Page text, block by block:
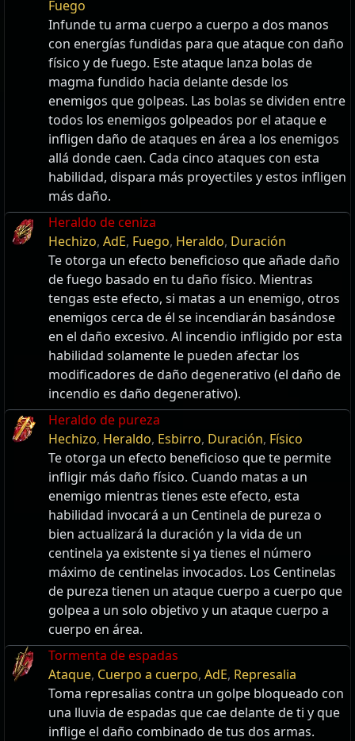
Fuego
Infunde tu arma cuerpo a cuerpo a dos manos
con energías fundidas para que ataque con daño
físico y de fuego. Este ataque lanza bolas de
magma fundido hacia delante desde los
enemigos que golpeas. Las bolas se dividen entre
todos los enemigos golpeados por el ataque e
infligen daño de ataques en área a los enemigos
allá donde caen. Cada cinco ataques con esta
habilidad, dispara más proyectiles y estos infligen
más daño.
Heraldo de ceniza
Hechizo, AdE, Fuego, Heraldo, Duración
Te otorga un efecto beneficioso que añade daño
de fuego basado en tu daño físico. Mientras
tengas este efecto, si matas a un enemigo, otros
enemigos cerca de él se incendiarán basándose
en el daño excesivo. Al incendio infligido por esta
habilidad solamente le pueden afectar los
modificadores de daño degenerativo (el daño de
incendio es daño degenerativo).
Heraldo de pureza
Hechizo, Heraldo, Esbirro, Duración, Físico
Te otorga un efecto beneficioso que te permite
infligir más daño físico. Cuando matas a un
enemigo mientras tienes este efecto, esta
habilidad invocará a un Centinela de pureza o
bien actualizará la duración y la vida de un
centinela ya existente si ya tienes el número
máximo de centinelas invocados. Los Centinelas
de pureza tienen un ataque cuerpo a cuerpo que
golpea a un solo objetivo y un ataque cuerpo a
cuerpo en área.
Tormenta de espadas
Ataque, Cuerpo a cuerpo, AdE, Represalia
Toma represalias contra un golpe bloqueado con
una lluvia de espadas que cae delante de ti y que
inflige el daño combinado de tus dos armas.